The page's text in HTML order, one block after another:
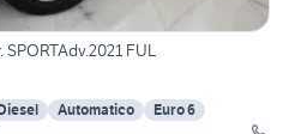
FUL
Automatico
Euro 6